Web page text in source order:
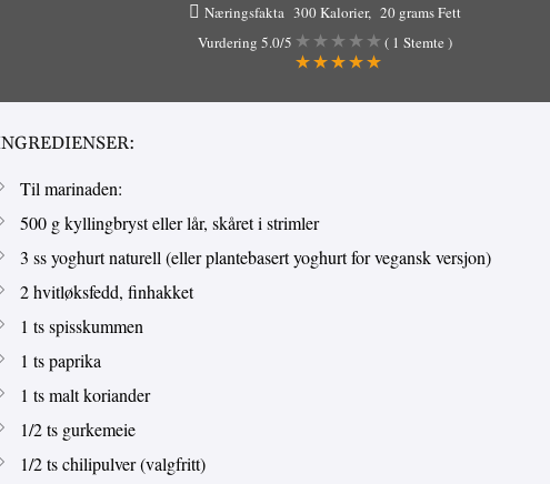
Næringsfakta 300 Kalorier
20 grams Fett
Vurdering 5.0/5 ( 1 Stemte )
Til marinaden:
500 g kyllingbryst eller lår, skåret i strimler
3 ss yoghurt naturell (eller plantebasert yoghurt for vegansk versjon)
2 hvitløksfedd, finhakket
1 ts spisskummen
1 ts paprika
1 ts malt koriander
1/2 ts gurkemeie
1/2 ts chilipulver (valgfritt)